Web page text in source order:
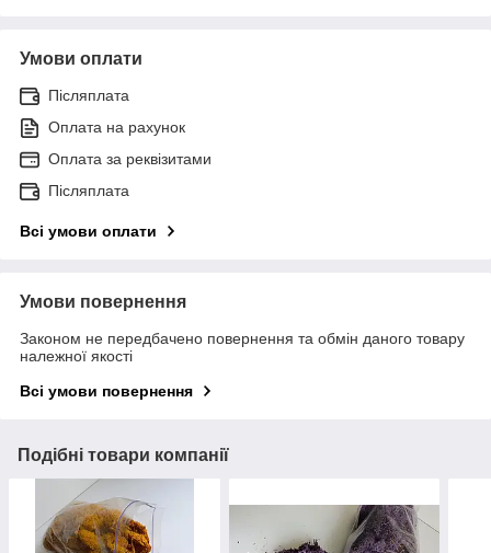
Умови оплати
Післяплата
Оплата на рахунок
Оплата за реквізитами
Післяплата
Всі умови оплати
Умови повернення
Законом не передбачено повернення та обмін даного товару
належної якості
Всі умови повернення
Подібні товари компанії